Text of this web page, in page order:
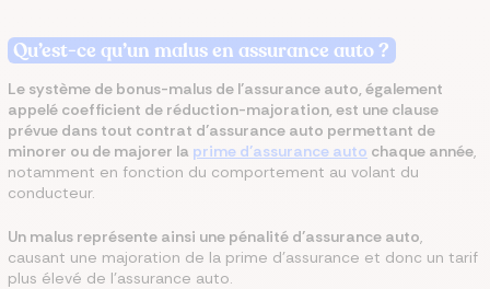
Qu’est-ce qu’un malus en assurance auto ?
Le système de bonus-malus de l’assurance auto, également
appelé coefficient de réduction-majoration, est une clause
prévue dans tout contrat d’assurance auto permettant de
minorer ou de majorer la prime d’assurance auto chaque année,
notamment en fonction du comportement au volant du
conducteur.
Un malus représente ainsi une pénalité d’assurance auto,
causant une majoration de la prime d’assurance et donc un tarif
plus élevé de l’assurance auto.